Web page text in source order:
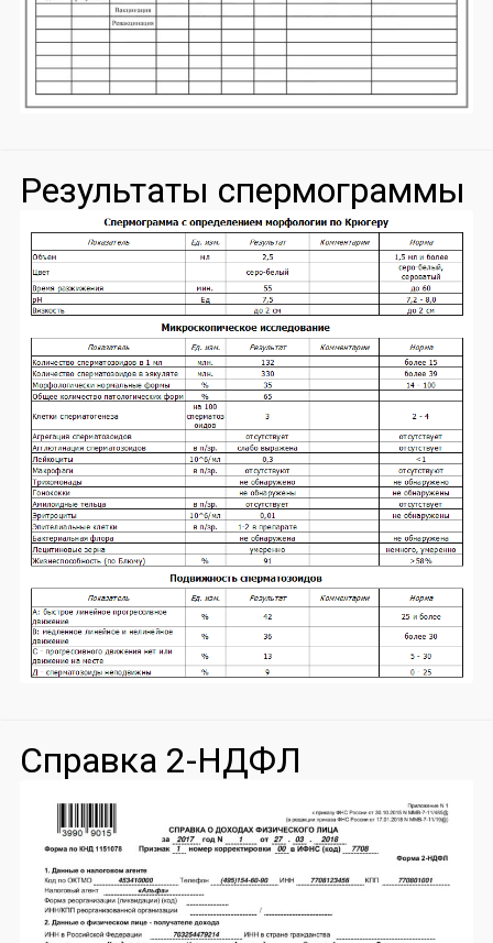
Результаты спермограммы
Справка 2-НДФЛ